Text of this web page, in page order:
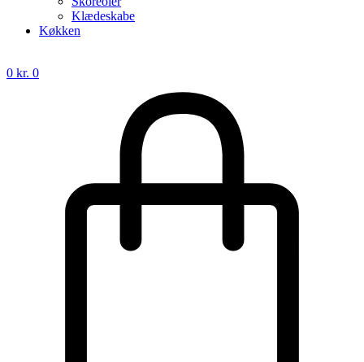
Klædeskabe
Køkken
0 kr. 0